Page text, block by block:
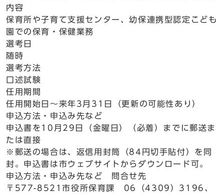
内容
保育所や子育て支援センター、幼保連携型認定こども
園での保育・保健業務
選考日
随時
選考方法
口述試験
任用期間
任用開始日～来年3月31日（更新の可能性あり）
申込方法・申込み先など
申込書を10月29日（金曜日）（必着）までに郵送ま
たは直接
※郵送の場合は、返信用封筒（84円切手貼付）を同
封。申込書は市ウェブサイトからダウンロード可。
申込方法・申込み先など 問合せ先
〒577-8521市役所保育課 06（4309）3196、